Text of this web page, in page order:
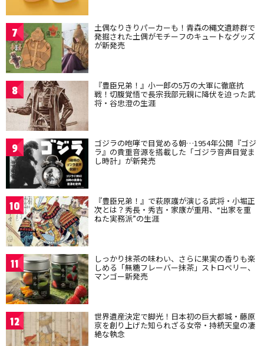
7 土偶なりきりパーカーも！青森の縄文遺跡群で
発掘された土偶がモチーフのキュートなグッズ
が新発売
8 『豊臣兄弟！』小一郎の5万の大軍に徹底抗
戦！切腹覚悟で長宗我部元親に降伏を迫った武
将・谷忠澄の生涯
9 ゴジラの咆哮で目覚める朝…1954年公開『ゴジ
ラ』の貴重音源を搭載した「ゴジラ音声目覚ま
し時計」が新発売
10 『豊臣兄弟！』で萩原護が演じる武将・小堀正
次とは？秀長・秀吉・家康が重用、“出家を重
ねた実務派”の生涯
11 しっかり抹茶の味わい、さらに果実の香りも楽
しめる「無糖フレーバー抹茶」ストロベリー、
マンゴー新発売
12 世界遺産決定で脚光！日本初の巨大都城・藤原
京を創り上げた知られざる女帝・持統天皇の凄
絶な執念